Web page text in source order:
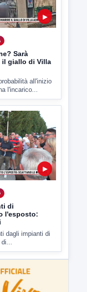
▶
di
l'esposto:
dagli impianti di